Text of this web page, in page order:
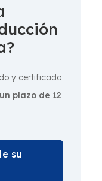
y certificado
plazo de 12
su